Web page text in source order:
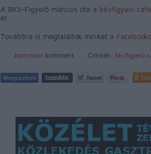
A BKV-Figyelő március óta a
el.
Továbbra is megtaláltok minket a
komment komment Címkék: